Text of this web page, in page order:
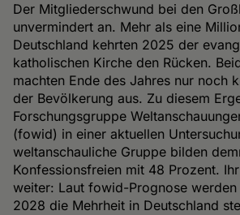
Der Mitgliederschwund bei den
unvermindert an. Mehr als eine
Deutschland kehrten 2025 der
katholischen Kirche den Rücken.
machten Ende des Jahres nur noch
der Bevölkerung aus. Zu diesem
Forschungsgruppe
(fowid) in einer aktuellen
weltanschauliche Gruppe bilden
Konfessionsfreien mit 48 Prozent.
weiter: Laut fowid-Prognose werden
2028 die Mehrheit in Deutschland